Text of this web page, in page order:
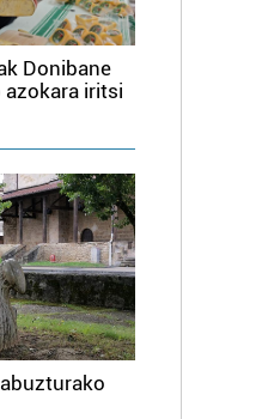
Donibane
iritsi